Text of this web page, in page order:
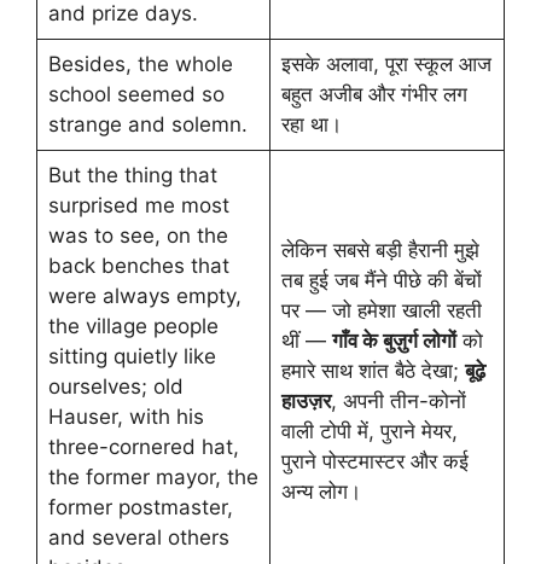
and prize days.
Besides, the whole
school seemed so
strange and solemn.
इसके अलावा, पूरा स्कूल आज
बहुत अजीब और गंभीर लग
रहा था।
But the thing that
surprised me most
was to see, on the
back benches that
were always empty,
the village people
sitting quietly like
ourselves; old
Hauser, with his
three-cornered hat,
the former mayor, the
former postmaster,
and several others
लेकिन सबसे बड़ी हैरानी मुझे
तब हुई जब मैंने पीछे की बेंचों
पर — जो हमेशा खाली रहती
थीं —गाँव के बुज़ुर्ग लोगोंको
हमारे साथ शांत बैठे देखा;बूढ़े
हाउज़र, अपनी तीन-कोनों
वाली टोपी में, पुराने मेयर,
पुराने पोस्टमास्टर और कई
अन्य लोग।